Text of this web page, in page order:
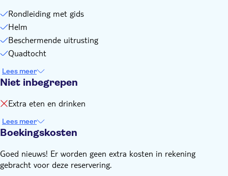
Rondleiding met gids
Helm
Beschermende uitrusting
Quadtocht
Lees meer
Niet inbegrepen
Extra eten en drinken
Lees meer
Boekingskosten
Goed nieuws! Er worden geen extra kosten in rekening
gebracht voor deze reservering.